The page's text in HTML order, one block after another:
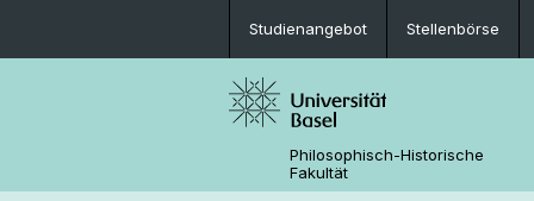
Studienangebot Stellenbörse
Philosophisch-Historische
Fakultät